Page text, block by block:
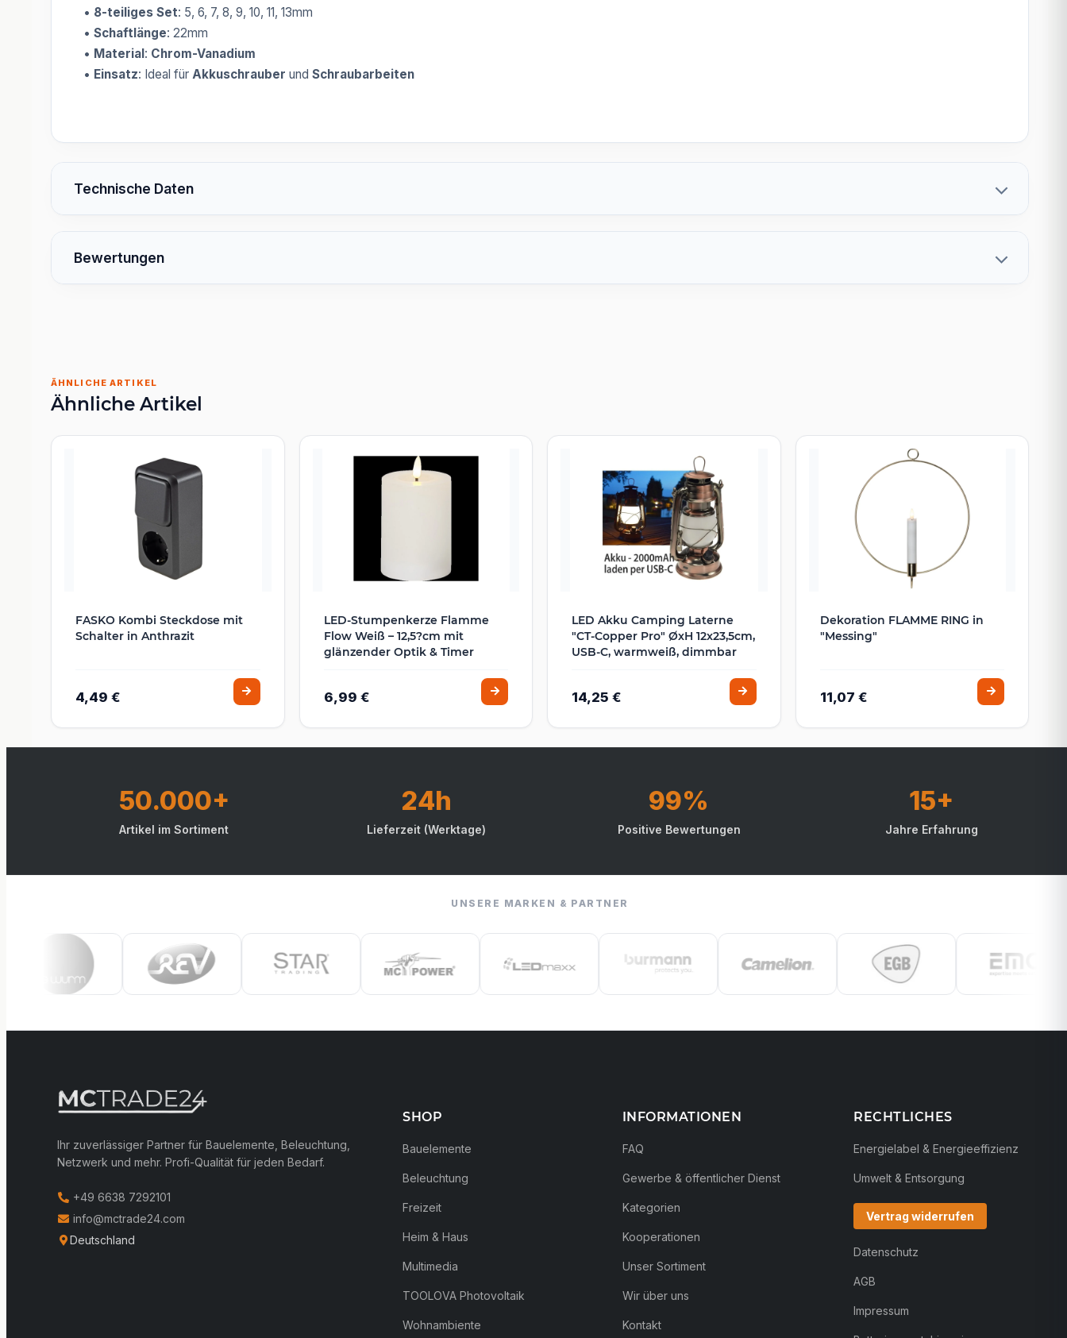
• 8-teiliges Set: 5, 6, 7, 8, 9, 10, 11, 13mm
• Schaftlänge: 22mm
• Material: Chrom-Vanadium
• Einsatz: Ideal für Akkuschrauber und Schraubarbeiten
Technische Daten
Bewertungen
ÄHNLICHE ARTIKEL
Ähnliche Artikel
FASKO Kombi Steckdose mit
Schalter in Anthrazit
4,49 €
LED-Stumpenkerze Flamme
Flow Weiß – 12,5?cm mit
glänzender Optik & Timer
6,99 €
LED Akku Camping Laterne
"CT-Copper Pro" ØxH 12x23,5cm,
USB-C, warmweiß, dimmbar
14,25 €
Dekoration FLAMME RING in
"Messing"
11,07 €
50.000+
Artikel im Sortiment
24h
Lieferzeit (Werktage)
99%
Positive Bewertungen
15+
Jahre Erfahrung
UNSERE MARKEN & PARTNER
Ihr zuverlässiger Partner für Bauelemente, Beleuchtung,
Netzwerk und mehr. Profi-Qualität für jeden Bedarf.
+49 6638 7292101
info@mctrade24.com
Deutschland
SHOP
Bauelemente
Beleuchtung
Freizeit
Heim & Haus
Multimedia
TOOLOVA Photovoltaik
Wohnambiente
INFORMATIONEN
FAQ
Gewerbe & öffentlicher Dienst
Kategorien
Kooperationen
Unser Sortiment
Wir über uns
Kontakt
RECHTLICHES
Energielabel & Energieeffizienz
Umwelt & Entsorgung
Vertrag widerrufen
Datenschutz
AGB
Impressum